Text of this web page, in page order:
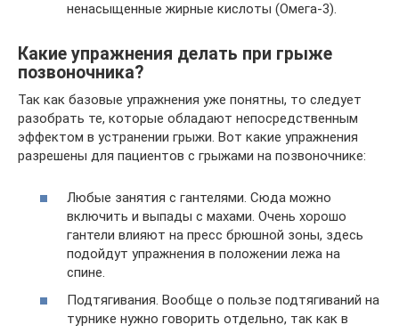
ненасыщенные жирные кислоты (Омега-3).
Какие упражнения делать при грыже
позвоночника?
Так как базовые упражнения уже понятны, то следует
разобрать те, которые обладают непосредственным
эффектом в устранении грыжи. Вот какие упражнения
разрешены для пациентов с грыжами на позвоночнике:
Любые занятия с гантелями. Сюда можно
включить и выпады с махами. Очень хорошо
гантели влияют на пресс брюшной зоны, здесь
подойдут упражнения в положении лежа на
спине.
Подтягивания. Вообще о пользе подтягиваний на
турнике нужно говорить отдельно, так как в